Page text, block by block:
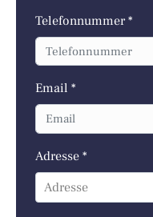
Telefonnummer *
Email *
Adresse *
Adresse